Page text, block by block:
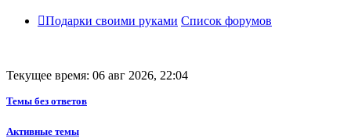
Подарки своими руками Список форумов
Текущее время: 06 авг 2026, 22:04
Темы без ответов
Активные темы